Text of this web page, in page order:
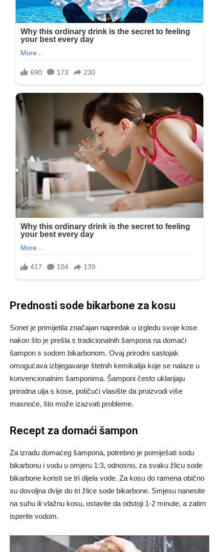
Prednosti sode bikarbone za kosu
Sonet je primijetila značajan napredak u izgledu svoje kose
nakon što je prešla s tradicionalnih šampona na domaći
šampon s sodom bikarbonom. Ovaj prirodni sastojak
omogućava izbjegavanje štetnih kemikalija koje se nalaze u
konvencionalnim šamponima. Šamponi često uklanjaju
prirodna ulja s kose, potičući vlasište da proizvodi više
masnoće, što može izazvati probleme.
Recept za domaći šampon
Za izradu domaćeg šampona, potrebno je pomiješati sodu
bikarbonu i vodu u omjeru 1:3, odnosno, za svaku žlicu sode
bikarbone koristi se tri dijela vode. Za kosu do ramena obično
su dovoljna dvije do tri žlice sode bikarbone. Smjesu nanesite
na suhu ili vlažnu kosu, ostavite da odstoji 1-2 minute, a zatim
isperite vodom.